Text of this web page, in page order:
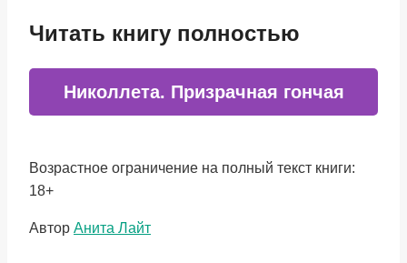
Читать книгу полностью
Николлета. Призрачная гончая
Возрастное ограничение на полный текст книги:
18+
Метки
Автор Анита Лайт